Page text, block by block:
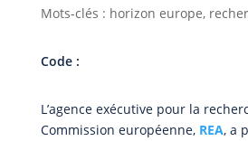
Mots-clés : horizon europe,
Code :
L’agence exécutive pour la
Commission européenne, REA, a